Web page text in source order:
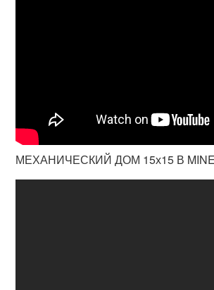
МЕХАНИЧЕСКИЙ ДОМ 15х15 В